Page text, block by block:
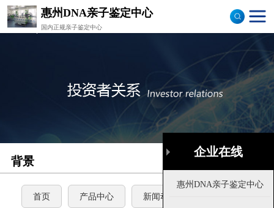
惠州DNA亲子鉴定中心
国内正规亲子鉴定中心
背景
首页 产品中心 新闻动态
落户亲子鉴定
样本采集
流程图
企业在线